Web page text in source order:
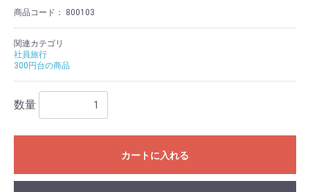
商品コード： 800103
関連カテゴリ
社員旅行
300円台の商品
数量
カートに入れる